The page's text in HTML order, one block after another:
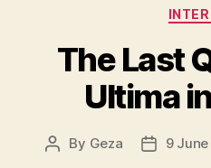
The Last
Ultima
Post
By Geza
Post
9